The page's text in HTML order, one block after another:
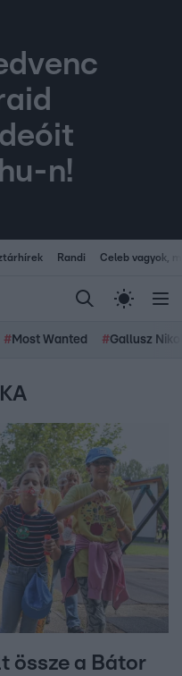
n!
Randi Celeb vagyok,
# Most Wanted #Gallusz
össze a Bátor